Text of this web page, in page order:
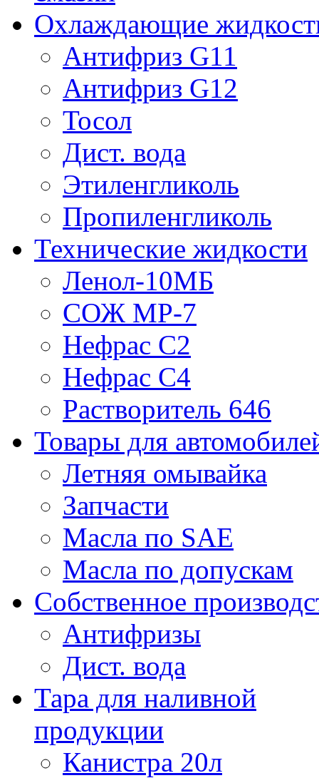
Охлаждающие
Антифриз G11
Антифриз G12
Тосол
Дист. вода
Этиленгликоль
Пропиленгликоль
Технические жидкости
Ленол-10МБ
СОЖ МР-7
Нефрас С2
Нефрас С4
Растворитель 646
Товары для
Летняя омывайка
Запчасти
Масла по SAE
Масла по допускам
Собственное
Антифризы
Дист. вода
Тара для наливной
продукции
Канистра 20л